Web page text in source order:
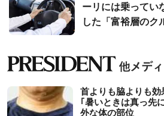
ーリには乗ってい
した「富裕層のク
首よりも脇よりも
｢暑いときは真っ先
外な体の部位